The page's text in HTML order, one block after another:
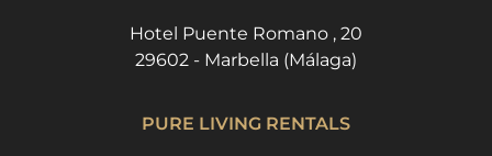
Hotel Puente Romano , 20
29602 - Marbella (Málaga)
PURE LIVING RENTALS